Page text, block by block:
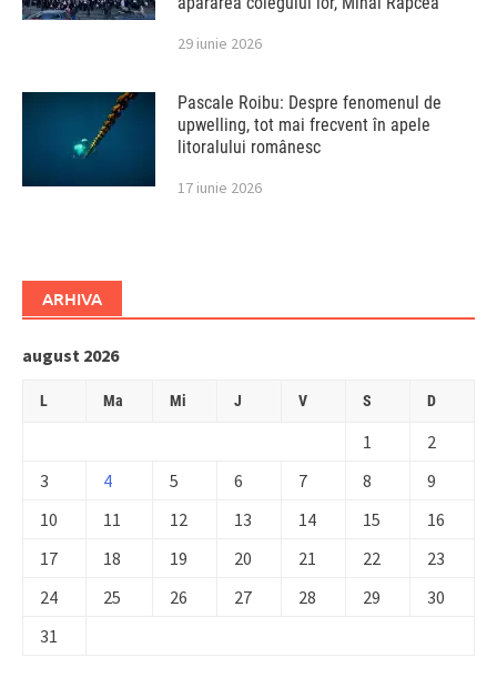
29 iunie 2026
Pascale Roibu: Despre fenomenul de
upwelling, tot mai frecvent în apele
litoralului românesc
17 iunie 2026
ARHIVA
august 2026
L Ma Mi J V S D
1
2
3
4 5 6 7 8
9
10
11 12 13 14 15
16
17
18 19 20 21 22
23
24
25 26 27 28 29
30
31